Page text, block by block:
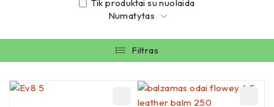
Numatytas
Tik produktai su nuolaida
Filtras